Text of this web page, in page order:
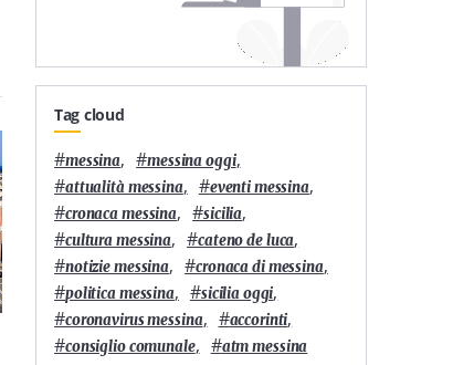
Tag cloud
#messina, #messina oggi,
#attualità messina, #eventi messina,
#cronaca messina, #sicilia,
#cultura messina, #cateno de luca,
#notizie messina, #cronaca di messina,
#politica messina, #sicilia oggi,
#coronavirus messina, #accorinti,
#consiglio comunale, #atm messina